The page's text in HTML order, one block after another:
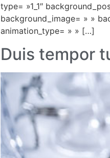
type= »1_1″
background_image= » »
animation_type= » » […]
Duis tempor